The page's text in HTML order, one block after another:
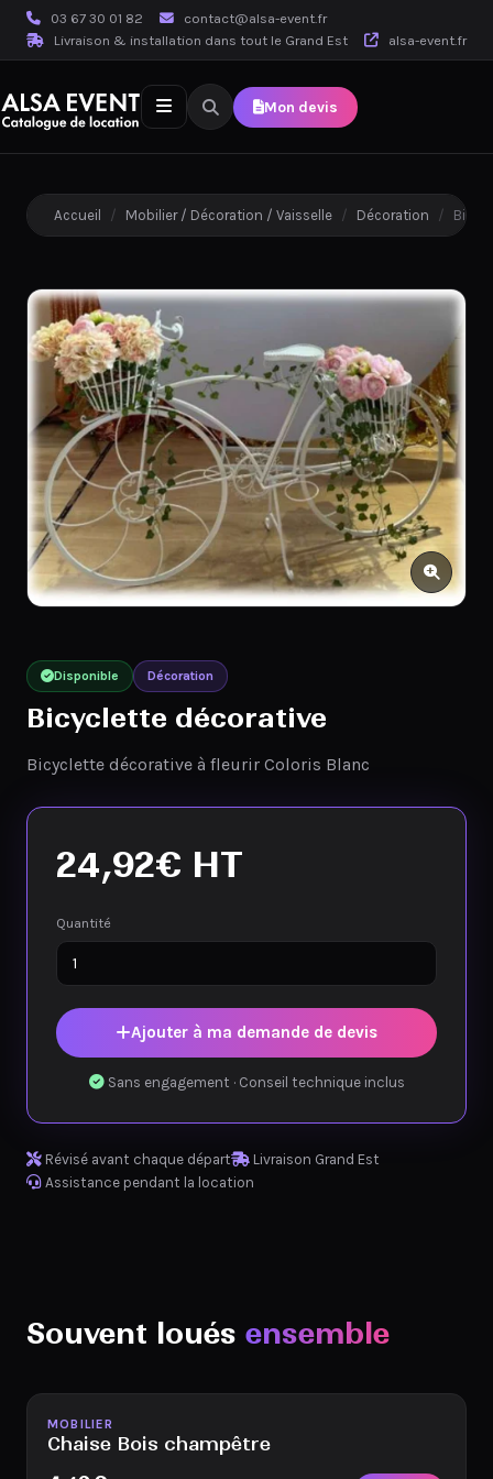
03 67 30 01 82
contact@alsa-event.fr
Livraison & installation dans tout le Grand Est
alsa-event.fr
Mon devis
Accueil / Mobilier / Décoration / Vaisselle / Décoration /
Disponible Décoration
Bicyclette décorative
Bicyclette décorative à fleurir Coloris Blanc
24,92€ HT
Quantité
Ajouter à ma demande de devis
Sans engagement · Conseil technique inclus
Révisé avant chaque départ
Livraison Grand Est
Assistance pendant la location
Souvent loués ensemble
Disponible
MOBILIER
Chaise Bois champêtre